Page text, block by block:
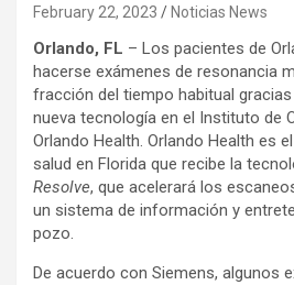
February 22, 2023 Noticias News
Orlando, FL – Los pacientes de
hacerse exámenes de resonancia
fracción del tiempo habitual
nueva tecnología en el Instituto de
Orlando Health. Orlando Health es
salud en Florida que recibe la
Resolve, que acelerará los
un sistema de información y
pozo.
De acuerdo con Siemens, algunos